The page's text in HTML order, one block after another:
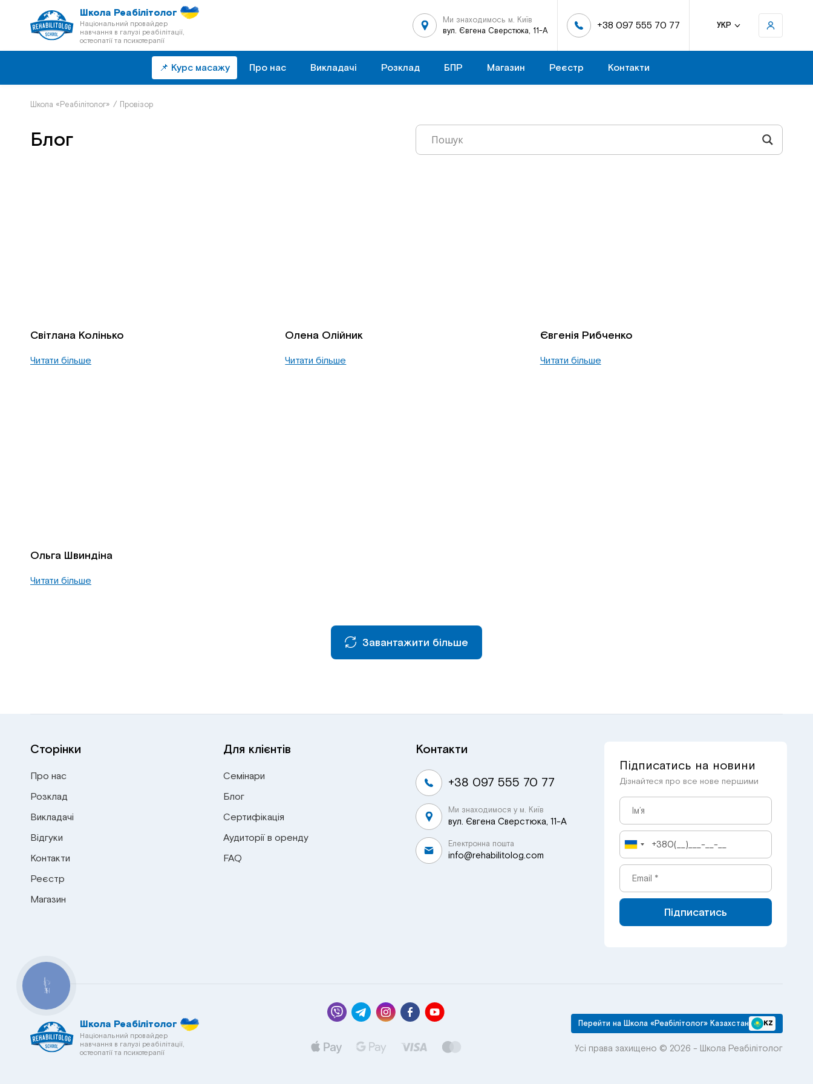
Школа Реабілітолог
Національний провайдер
навчання в галузі реабілітації,
остеопатії та психотерапії
Ми знаходимось м. Київ
вул. Євгена Сверстюка, 11-А
+38 097 555 70 77 УКР
📌 Курс масажу Про нас Викладачі Розклад БПР Магазин Реєстр Контакти
Школа «Реабілітолог» / Провізор
Блог
Світлана Колінько
Читати більше
Олена Олійник
Читати більше
Євгенія Рибченко
Читати більше
Ольга Швиндіна
Читати більше
Завантажити більше
Сторінки
Про нас
Розклад
Викладачі
Відгуки
Контакти
Реєстр
Магазин
Для клієнтів
Семінари
Блог
Сертифікація
Аудиторії в оренду
FAQ
Контакти
+38 097 555 70 77
Ми знаходимося у м. Київ
вул. Євгена Сверстюка, 11-А
Електронна пошта
info@rehabilitolog.com
Підписатись на новини
Дізнайтеся про все нове першими
Підписатись
Школа Реабілітолог
Національний провайдер
навчання в галузі реабілітації,
остеопатії та психотерапії
Перейти на Школа «Реабілітолог» Казахстан KZ
Усі права захищено © 2026 - Школа Реабілітолог
КНОПКА
СВЯЗИ